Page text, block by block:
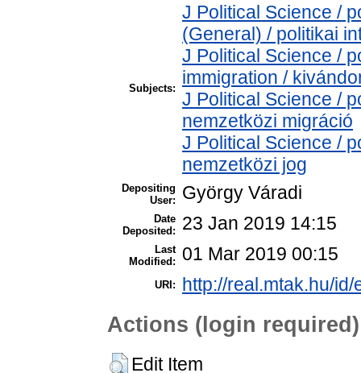
Subjects:
J Political Science /
(General) / politikai
J Political Science /
immigration /
J Political Science /
nemzetközi migráció
J Political Science /
nemzetközi jog
Depositing
User:
György Váradi
Date
Deposited:
23 Jan 2019 14:15
Last
Modified:
01 Mar 2019 00:15
URI: http://real.mtak.hu/
Actions (login required)
Edit Item